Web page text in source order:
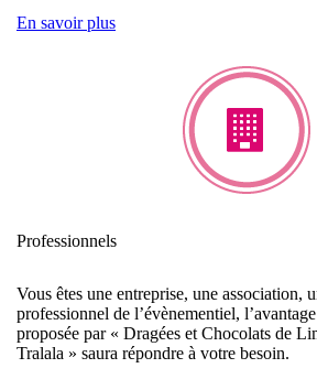
En savoir plus
Professionnels
Vous êtes une entreprise, une association,
professionnel de l’évènementiel,
proposée par « Dragées et Chocolats de
Tralala » saura répondre à votre besoin.